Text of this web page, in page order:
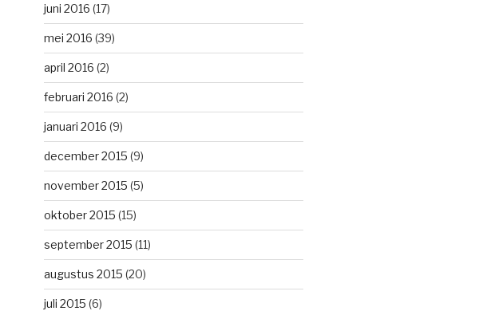
juni 2016 (17)
mei 2016 (39)
april 2016 (2)
februari 2016 (2)
januari 2016 (9)
december 2015 (9)
november 2015 (5)
oktober 2015 (15)
september 2015 (11)
augustus 2015 (20)
juli 2015 (6)